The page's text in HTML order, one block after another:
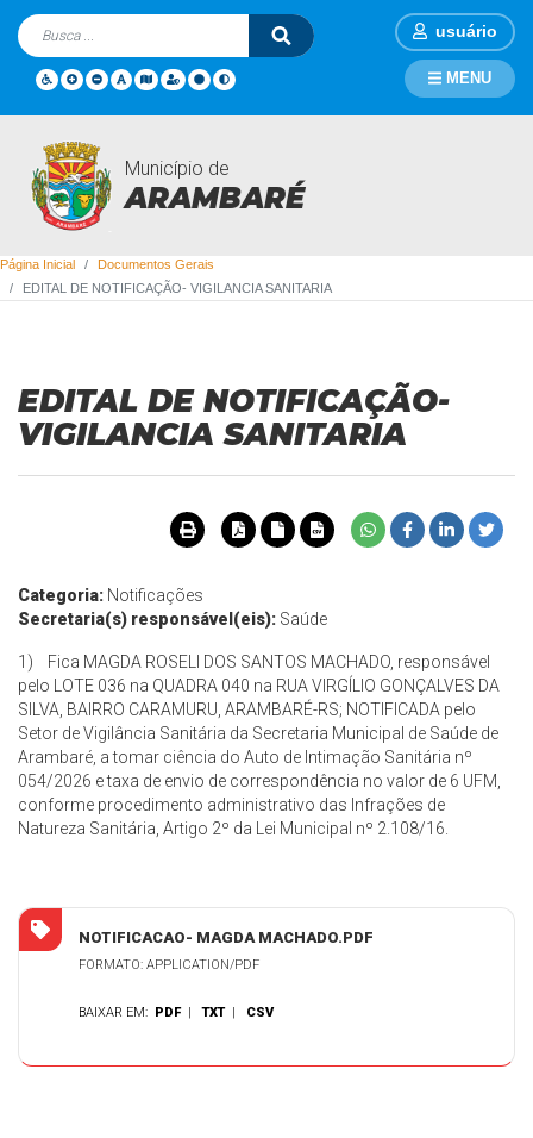
usuário
Município de
ARAMBARÉ
MENU
Documentos Gerais
Página Inicial
Documentos Gerais
EDITAL DE NOTIFICAÇÃO- VIGILANCIA SANITARIA
EDITAL DE NOTIFICAÇÃO-
VIGILANCIA SANITARIA
Categoria: Notificações
Secretaria(s) responsável(eis): Saúde
1) Fica MAGDA ROSELI DOS SANTOS MACHADO, responsável
pelo LOTE 036 na QUADRA 040 na RUA VIRGÍLIO GONÇALVES DA
SILVA, BAIRRO CARAMURU, ARAMBARÉ-RS; NOTIFICADA pelo
Setor de Vigilância Sanitária da Secretaria Municipal de Saúde de
Arambaré, a tomar ciência do Auto de Intimação Sanitária nº
054/2026 e taxa de envio de correspondência no valor de 6 UFM,
conforme procedimento administrativo das Infrações de
Natureza Sanitária, Artigo 2º da Lei Municipal nº 2.108/16.
NOTIFICACAO- MAGDA MACHADO.PDF
FORMATO: APPLICATION/PDF
BAIXAR EM: PDF |TXT | CSV